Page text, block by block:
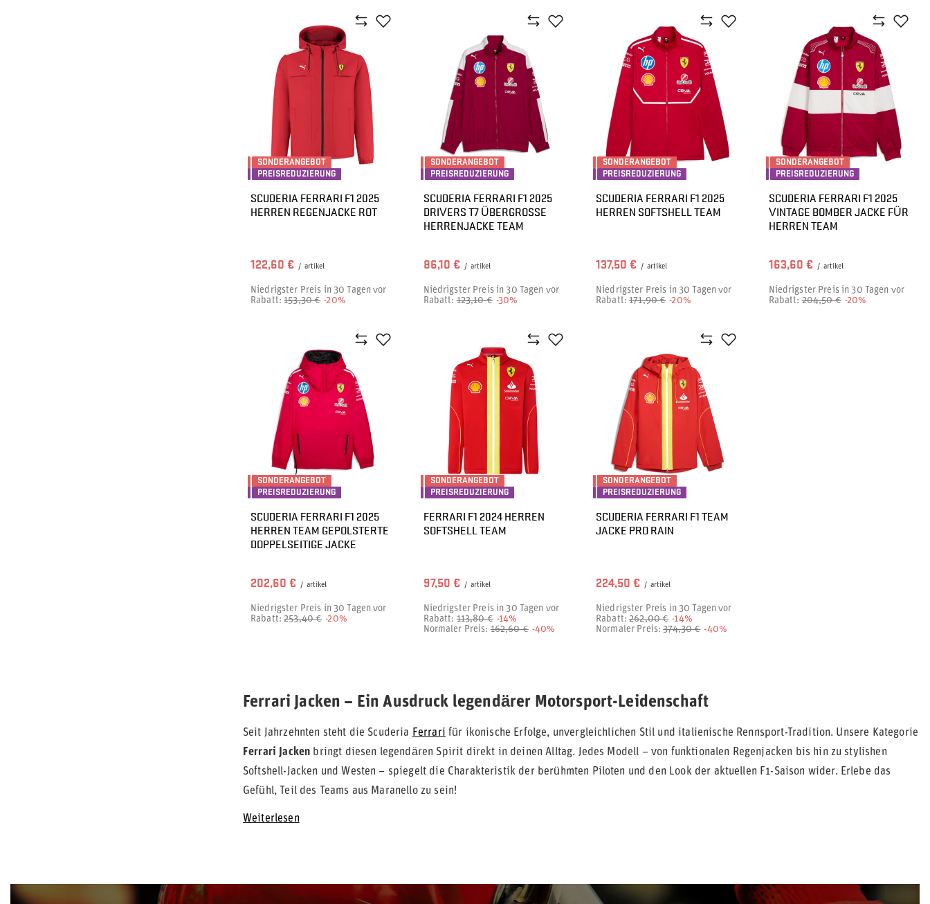
SONDERANGEBOT
PREISREDUZIERUNG
SCUDERIA FERRARI F1 2025
HERREN REGENJACKE ROT
122,60 € / artikel
Niedrigster Preis in 30 Tagen vor
Rabatt:153,30 € -20%
SONDERANGEBOT
PREISREDUZIERUNG
SCUDERIA FERRARI F1 2025
DRIVERS T7 ÜBERGROSSE H
ERRENJACKE TEAM
86,10 € / artikel
Niedrigster Preis in 30 Tagen vor
Rabatt:123,10 € -30%
SONDERANGEBOT
PREISREDUZIERUNG
SCUDERIA FERRARI F1 2025
HERREN SOFTSHELL TEAM
137,50 € / artikel
Niedrigster Preis in 30 Tagen vor
Rabatt:171,90 € -20%
SONDERANGEBOT
PREISREDUZIERUNG
SCUDERIA FERRARI F1 2025
VINTAGE BOMBER JACKE FÜR
HERREN TEAM
163,60 € / artikel
Niedrigster Preis in 30 Tagen vor
Rabatt:204,50 € -20%
SONDERANGEBOT
PREISREDUZIERUNG
SCUDERIA FERRARI F1 2025
HERREN TEAM GEPOLSTERTE
DOPPELSEITIGE JACKE
202,60 € / artikel
Niedrigster Preis in 30 Tagen vor
Rabatt:253,40 € -20%
SONDERANGEBOT
PREISREDUZIERUNG
FERRARI F1 2024 HERREN
SOFTSHELL TEAM
97,50 € / artikel
Niedrigster Preis in 30 Tagen vor
Rabatt:113,80 € -14%
Normaler Preis:162,60 € -40%
SONDERANGEBOT
PREISREDUZIERUNG
SCUDERIA FERRARI F1 TEAM
JACKE PRO RAIN
224,50 € / artikel
Niedrigster Preis in 30 Tagen vor
Rabatt:262,00 € -14%
Normaler Preis:374,30 € -40%
Ferrari Jacken – Ein Ausdruck legendärer Motorsport-Leidenschaft
Seit Jahrzehnten steht die Scuderia Ferrari für ikonische Erfolge, unvergleichlichen Stil und italienische Rennsport-Tradition. Unsere Kategorie
Ferrari Jacken bringt diesen legendären Spirit direkt in deinen Alltag. Jedes Modell – von funktionalen Regenjacken bis hin zu stylishen
Softshell-Jacken und Westen – spiegelt die Charakteristik der berühmten Piloten und den Look der aktuellen F1-Saison wider. Erlebe das
Gefühl, Teil des Teams aus Maranello zu sein!
Weiterlesen